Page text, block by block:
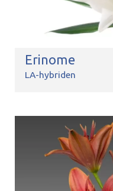
Erinome
LA-hybriden